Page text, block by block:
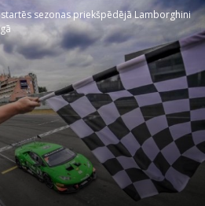
sezonas priekšpēdējā Lamborghini